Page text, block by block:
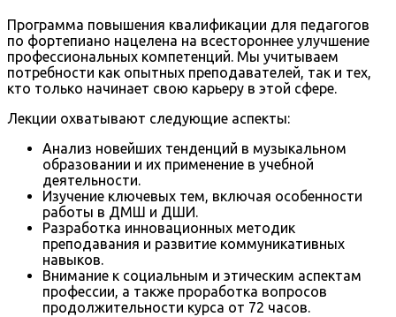
Программа повышения квалификации для педагогов
по фортепиано нацелена на всестороннее улучшение
профессиональных компетенций. Мы учитываем
потребности как опытных преподавателей, так и тех,
кто только начинает свою карьеру в этой сфере.
Лекции охватывают следующие аспекты:
Анализ новейших тенденций в музыкальном
образовании и их применение в учебной
деятельности.
Изучение ключевых тем, включая особенности
работы в ДМШ и ДШИ.
Разработка инновационных методик
преподавания и развитие коммуникативных
навыков.
Внимание к социальным и этическим аспектам
профессии, а также проработка вопросов
продолжительности курса от 72 часов.